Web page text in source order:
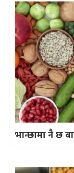
भान्छामा नै छ